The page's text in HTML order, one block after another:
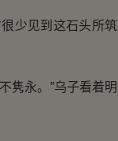
少见到这石头所筑
隽永。”乌子看着明